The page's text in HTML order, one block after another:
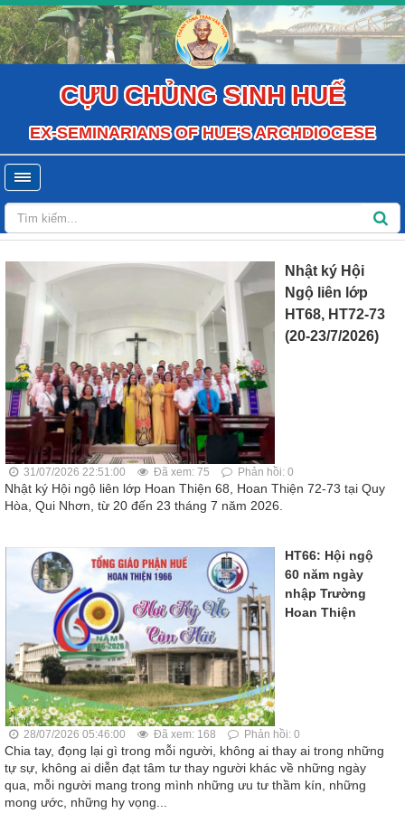
CỰU CHỦNG SINH HUẾ
EX-SEMINARIANS OF HUE'S ARCHDIOCESE
Nhật ký Hội
Ngộ liên lớp
HT68, HT72-73
(20-23/7/2026)
31/07/2026 22:51:00 Đã xem: 75 Phản hồi: 0
Nhật ký Hội ngộ liên lớp Hoan Thiện 68, Hoan Thiện 72-73 tại Quy
Hòa, Qui Nhơn, từ 20 đến 23 tháng 7 năm 2026.
HT66: Hội ngộ
60 năm ngày
nhập Trường
Hoan Thiện
28/07/2026 05:46:00 Đã xem: 168 Phản hồi: 0
Chia tay, đọng lại gì trong mỗi người, không ai thay ai trong những
tự sự, không ai diễn đạt tâm tư thay người khác về những ngày
qua, mỗi người mang trong mình những ưu tư thầm kín, những
mong ước, những hy vọng...